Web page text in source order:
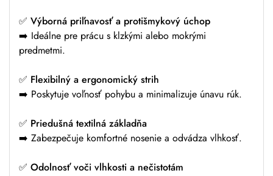
✅ Výborná priľnavosť a protišmykový úchop
➡️ Ideálne pre prácu s klzkými alebo mokrými
predmetmi.
✅ Flexibilný a ergonomický strih
➡️ Poskytuje voľnosť pohybu a minimalizuje únavu rúk.
✅ Priedušná textilná základňa
➡️ Zabezpečuje komfortné nosenie a odvádza vlhkosť.
✅ Odolnosť voči vlhkosti a nečistotám